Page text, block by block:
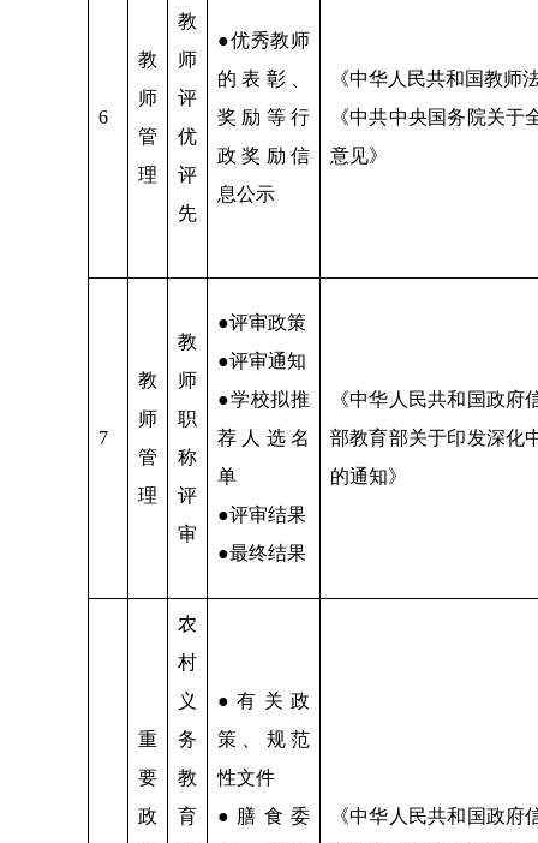
6
教
师
管
理
教
师
评
优
评
先
●优秀教师
的表彰、
奖励等行
政奖励信
息公示
《中华人民共和国教师
《中共中央国务院关
意见》
7
教
师
管
理
教
师
职
称
评
审
●评审政策
●评审通知
●学校拟推
荐人选名
单
●评审结果
●最终结果
《中华人民共和国政
部教育部关于印发深化
的通知》
重
要
政
农
村
义
务
教
育
●有关政
策、规范
性文件
●膳食委
《中华人民共和国政